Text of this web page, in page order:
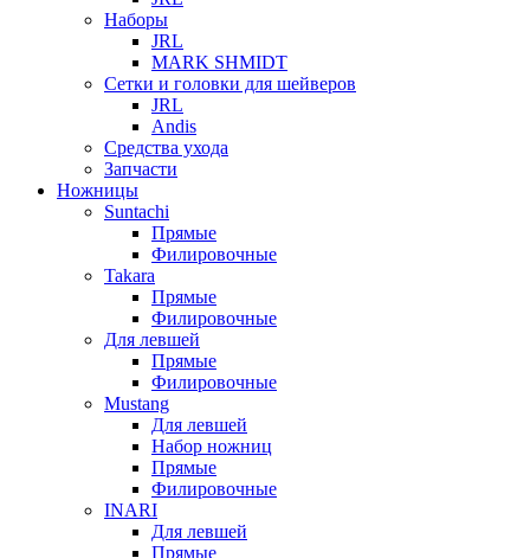
Наборы
JRL
MARK SHMIDT
Сетки и головки для шейверов
JRL
Andis
Средства ухода
Запчасти
Ножницы
Suntachi
Прямые
Филировочные
Takara
Прямые
Филировочные
Для левшей
Прямые
Филировочные
Mustang
Для левшей
Набор ножниц
Прямые
Филировочные
INARI
Для левшей
Прямые